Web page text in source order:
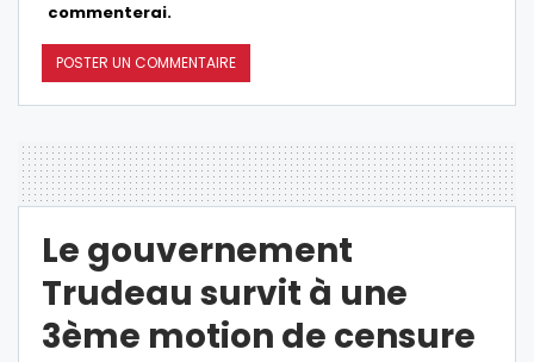
commenterai.
Le gouvernement
Trudeau survit à une
3ème motion de censure